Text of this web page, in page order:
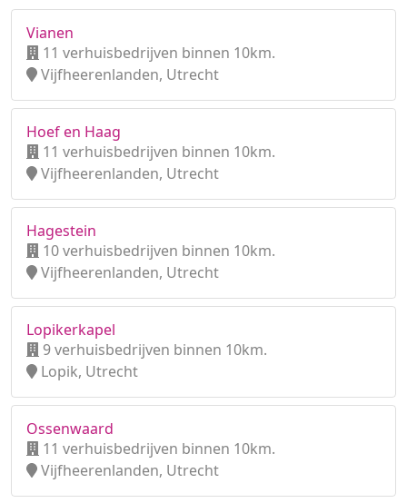
Vianen
11 verhuisbedrijven binnen 10km.
Vijfheerenlanden, Utrecht
Hoef en Haag
11 verhuisbedrijven binnen 10km.
Vijfheerenlanden, Utrecht
Hagestein
10 verhuisbedrijven binnen 10km.
Vijfheerenlanden, Utrecht
Lopikerkapel
9 verhuisbedrijven binnen 10km.
Lopik, Utrecht
Ossenwaard
11 verhuisbedrijven binnen 10km.
Vijfheerenlanden, Utrecht